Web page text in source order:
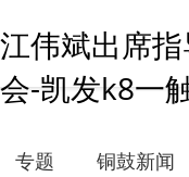
江伟斌出席
会-凯发k8一
专题 铜鼓新闻